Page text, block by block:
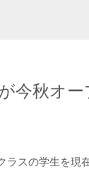
今秋オ
ラスの学生を現